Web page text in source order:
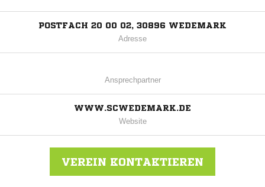
POSTFACH 20 00 02, 30896 WEDEMARK
Adresse
Ansprechpartner
WWW.SCWEDEMARK.DE
Website
VEREIN KONTAKTIEREN